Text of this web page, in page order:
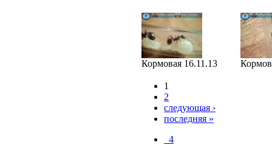
Кормовая 16.11.13
1
2
следующая ›
последняя »
_4